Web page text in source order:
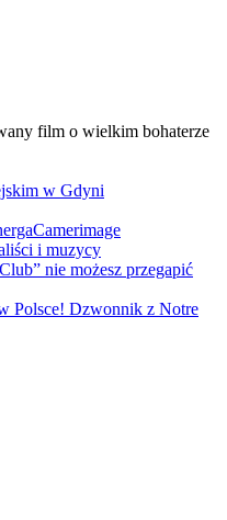
film o wielkim bohaterze
w Gdyni
i muzycy
nie możesz przegapić
Polsce! Dzwonnik z Notre